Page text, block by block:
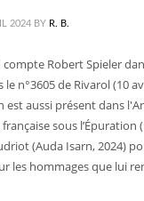
2024 BY R. B.
Robert Spieler
n°3605 de Rivarol (10
est aussi présent dans
sous l’Épuration
(Auda Isarn, 2024)
les hommages que lui